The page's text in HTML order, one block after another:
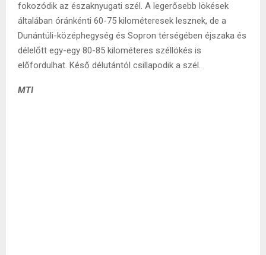
fokozódik az északnyugati szél. A legerősebb lökések
általában óránkénti 60-75 kilométeresek lesznek, de a
Dunántúli-középhegység és Sopron térségében éjszaka és
délelőtt egy-egy 80-85 kilométeres széllökés is
előfordulhat. Késő délutántól csillapodik a szél.
MTI